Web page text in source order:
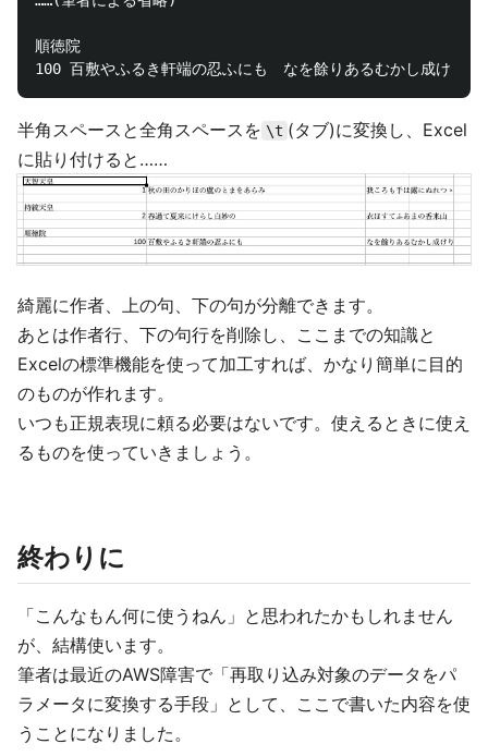
順徳院
半角スペースと全角スペースを \t (タブ)に変換し、Excel
に貼り付けると……
綺麗に作者、上の句、下の句が分離できます。
あとは作者行、下の句行を削除し、ここまでの知識と
Excelの標準機能を使って加工すれば、かなり簡単に目的
のものが作れます。
いつも正規表現に頼る必要はないです。使えるときに使え
るものを使っていきましょう。
終わりに
「こんなもん何に使うねん」と思われたかもしれません
が、結構使います。
筆者は最近のAWS障害で「再取り込み対象のデータをパ
ラメータに変換する手段」として、ここで書いた内容を使
うことになりました。